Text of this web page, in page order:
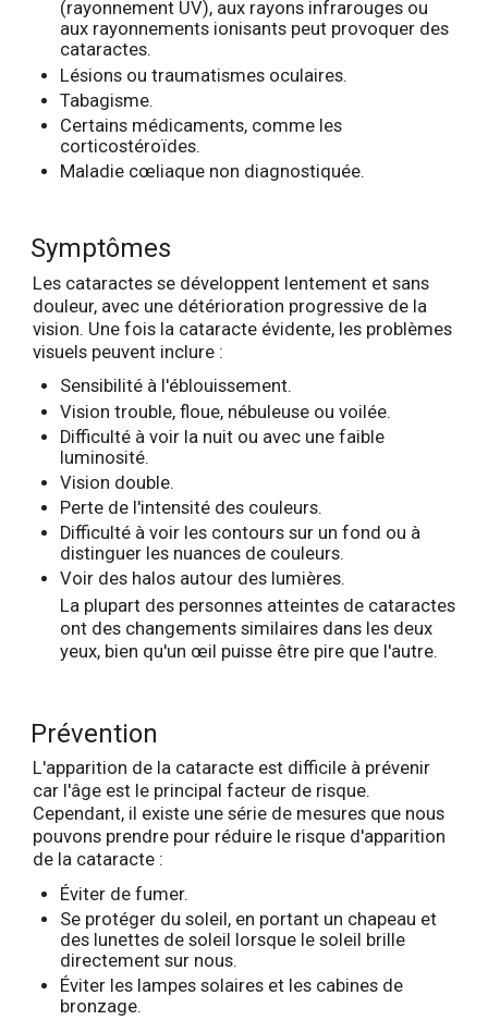
(rayonnement UV), aux rayons infrarouges ou
aux rayonnements ionisants peut provoquer des
cataractes.
Lésions ou traumatismes oculaires.
Tabagisme.
Certains médicaments, comme les
corticostéroïdes.
Maladie cœliaque non diagnostiquée.
Symptômes
Les cataractes se développent lentement et sans
douleur, avec une détérioration progressive de la
vision. Une fois la cataracte évidente, les problèmes
visuels peuvent inclure :
Sensibilité à l'éblouissement.
Vision trouble, floue, nébuleuse ou voilée.
Difficulté à voir la nuit ou avec une faible
luminosité.
Vision double.
Perte de l'intensité des couleurs.
Difficulté à voir les contours sur un fond ou à
distinguer les nuances de couleurs.
Voir des halos autour des lumières.
La plupart des personnes atteintes de cataractes
ont des changements similaires dans les deux
yeux, bien qu'un œil puisse être pire que l'autre.
Prévention
L'apparition de la cataracte est difficile à prévenir
car l'âge est le principal facteur de risque.
Cependant, il existe une série de mesures que nous
pouvons prendre pour réduire le risque d'apparition
de la cataracte :
Éviter de fumer.
Se protéger du soleil, en portant un chapeau et
des lunettes de soleil lorsque le soleil brille
directement sur nous.
Éviter les lampes solaires et les cabines de
bronzage.